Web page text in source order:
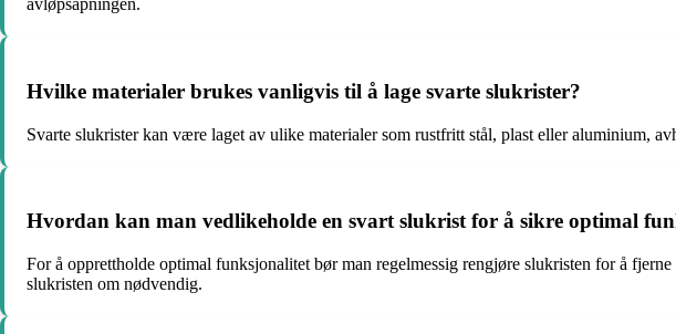
avløpsåpningen.
Hvilke materialer brukes vanligvis til å lage svarte slukrister?
Svarte slukrister kan være laget av ulike materialer som rustfritt stål, plast eller aluminium,
Hvordan kan man vedlikeholde en svart slukrist for å sikre optimal
For å opprettholde optimal funksjonalitet bør man regelmessig rengjøre slukristen for å
slukristen om nødvendig.